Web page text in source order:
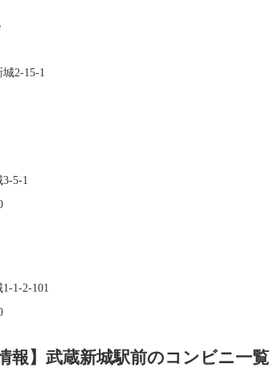
2-15-1
5-1
1-2-101
報】武蔵新城駅前のコンビニ一覧